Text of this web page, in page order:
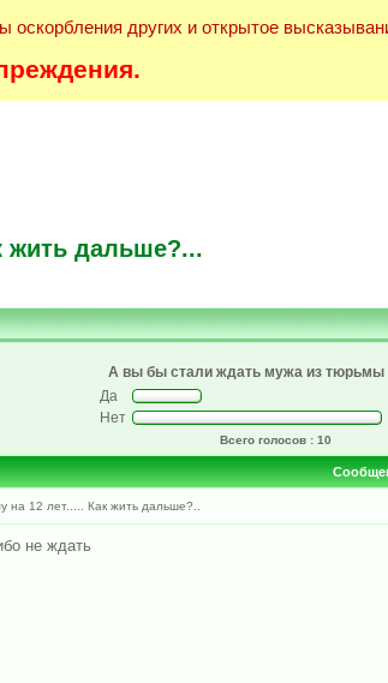
других и открытое
жить дальше?...
А вы бы стали ждать мужа из тюрьмы
Да
Нет
Всего голосов : 10
на 12 лет..... Как жить дальше?..
не ждать